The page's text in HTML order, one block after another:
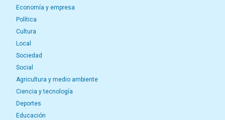
Economía y empresa
Política
Cultura
Local
Sociedad
Social
Agricultura y medio ambiente
Ciencia y tecnología
Deportes
Educación